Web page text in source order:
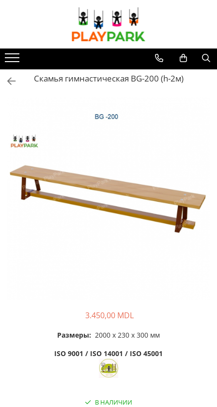
Игровые Комплексы
PREMIUM
WOOD (для дома и дачи)
Игровые комплексы для
Помещений
Спорт - Фитнес
Уличные тренажеры
WORKOUT комплексы
WORKOUT Kids комплексы
Горки для детей
Детские столики и скамейки
Скамья гимнастичеcкая BG-200 (h-2м)
3.450,00 MDL
Размеры: 2000 x 230 x 300 мм
ISO 9001 / ISO 14001 / ISO 45001
В НАЛИЧИИ